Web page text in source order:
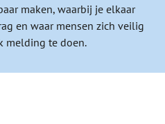
maken, waarbij je elkaar
en waar mensen zich veilig
melding te doen.